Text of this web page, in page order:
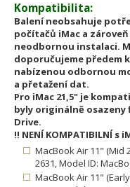
Kompatibilita:
Balení neobsahuje
počítačů iMac a
neodbornou instalaci.
doporučujeme předem
nabízenou odbornou
a přetažení dat.
Pro iMac 21,5" je
byly originálně osazeny
Drive.
!! NENÍ KOMPATIBILNÍ s
MacBook Air 11" (Mid
2631, Model ID:
MacBook Air 11"